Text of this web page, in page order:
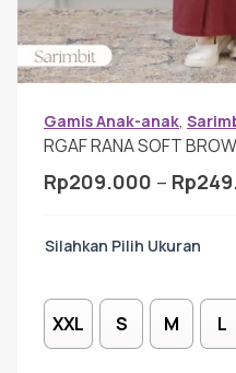
Baju Koko Anak
Hijab
Tunik
Gamis Anak-anak,
RGAF RANA SOFT
Rp209.000 – Rp
Ukuran
XXL S M L